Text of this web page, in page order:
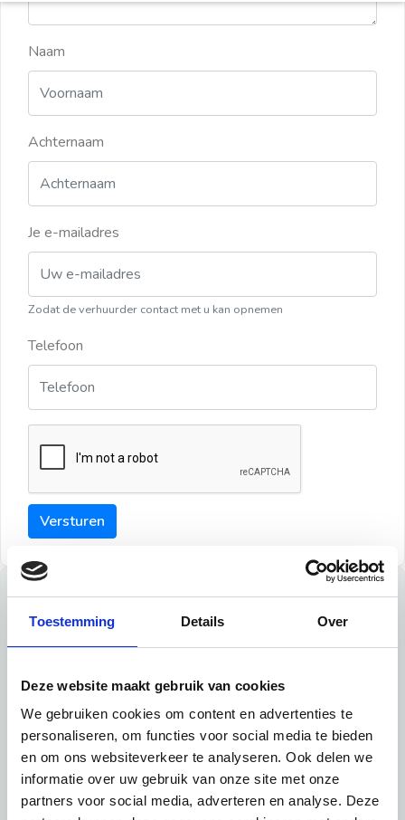
Toestemming Details Over
Deze website maakt gebruik van cookies
We gebruiken cookies om content en advertenties te
personaliseren, om functies voor social media te bieden
en om ons websiteverkeer te analyseren. Ook delen we
informatie over uw gebruik van onze site met onze
partners voor social media, adverteren en analyse. Deze
Naam
Achternaam
Je e-mailadres
Zodat de verhuurder contact met u kan opnemen
Telefoon
Versturen
Tips
Tip 1:
Schrijf een duidelijke introductie en geef de volgende
informatie mee:
Ben je student, werkachtig of werkzoekend